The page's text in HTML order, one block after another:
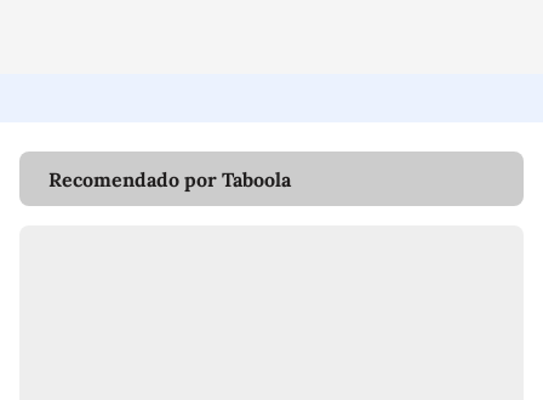
Recomendado por Taboola